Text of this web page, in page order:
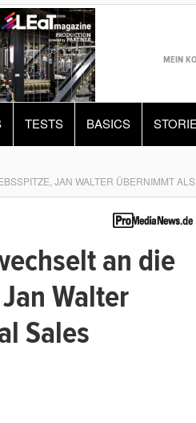
MEIN
TESTS BASICS
JAN WALTER ÜBERNIMMT
an die
Walter
Sales